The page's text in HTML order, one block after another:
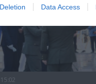
Data Access